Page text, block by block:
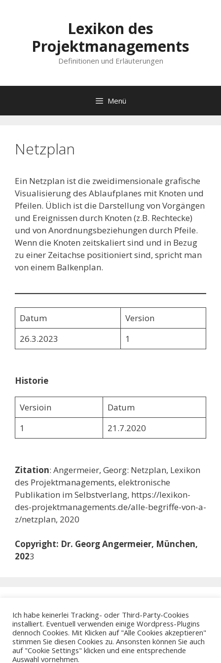
Lexikon des
Projektmanagements
Definitionen und Erläuterungen
Menü
Netzplan
Ein Netzplan ist die zweidimensionale grafische
Visualisierung des Ablaufplanes mit Knoten und
Pfeilen. Üblich ist die Darstellung von Vorgängen
und Ereignissen durch Knoten (z.B. Rechtecke)
und von Anordnungsbeziehungen durch Pfeile.
Wenn die Knoten zeitskaliert sind und in Bezug
zu einer Zeitachse positioniert sind, spricht man
von einem Balkenplan.
Datum
Version
26.3.2023
1
Historie
Versioin
Datum
1
21.7.2020
Zitation: Angermeier, Georg: Netzplan, Lexikon
des Projektmanagements, elektronische
Publikation im Selbstverlang, https://lexikon-
des-projektmanagements.de/alle-begriffe-von-a-
z/netzplan, 2020
Copyright: Dr. Georg Angermeier, München,
2023
Ich habe keinerlei Tracking- oder Third-Party-Cookies
installiert. Eventuell verwenden einige Wordpress-Plugins
dennoch Cookies. Mit Klicken auf "Alle Cookies akzeptieren"
stimmen Sie diesen Cookies zu. Ansonsten können Sie auch
auf "Cookie Settings" klicken und eine entsprechende
Auswahl vornehmen.